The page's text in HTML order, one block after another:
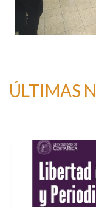
ÚLTIMAS